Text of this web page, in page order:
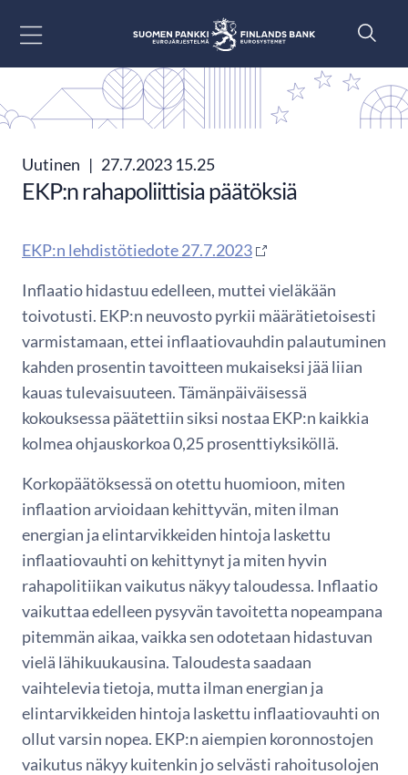
Uutinen | 27.7.2023 15.25
EKP:n rahapoliittisia päätöksiä
EKP:n lehdistötiedote 27.7.2023
Inflaatio hidastuu edelleen, muttei vieläkään
toivotusti. EKP:n neuvosto pyrkii määrätietoisesti
varmistamaan, ettei inflaatiovauhdin palautuminen
kahden prosentin tavoitteen mukaiseksi jää liian
kauas tulevaisuuteen. Tämänpäiväisessä
kokouksessa päätettiin siksi nostaa EKP:n kaikkia
kolmea ohjauskorkoa 0,25 prosenttiyksiköllä.
Korkopäätöksessä on otettu huomioon, miten
inflaation arvioidaan kehittyvän, miten ilman
energian ja elintarvikkeiden hintoja laskettu
inflaatiovauhti on kehittynyt ja miten hyvin
rahapolitiikan vaikutus näkyy taloudessa. Inflaatio
vaikuttaa edelleen pysyvän tavoitetta nopeampana
pitemmän aikaa, vaikka sen odotetaan hidastuvan
vielä lähikuukausina. Taloudesta saadaan
vaihtelevia tietoja, mutta ilman energian ja
elintarvikkeiden hintoja laskettu inflaatiovauhti on
ollut varsin nopea. EKP:n aiempien koronnostojen
vaikutus näkyy kuitenkin jo selvästi rahoitusolojen